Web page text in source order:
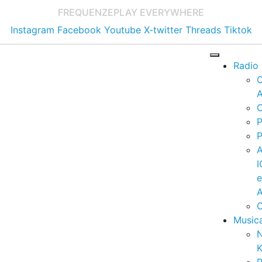
FREQUENZEPLAY EVERYWHERE
Instagram Facebook Youtube X-twitter Threads Tiktok
Radio
e